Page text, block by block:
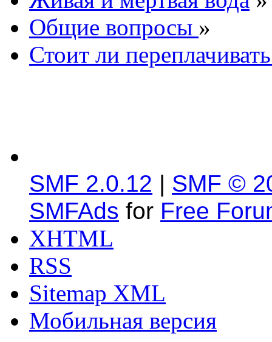
Общие вопросы »
Стоит ли
SMF 2.0.12 | SMF ©
SMFAds for Free
XHTML
RSS
Sitemap XML
Мобильная версия